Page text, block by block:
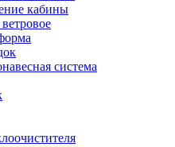
кабины
система